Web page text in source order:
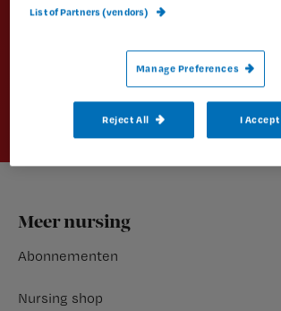
Schrijf je dan in voor een van onze
Aanmelden
Footer
Meer nursing
Abonnementen
Nursing shop
List of Partners (vendors)
Manage Preferences
Reject All I Accept